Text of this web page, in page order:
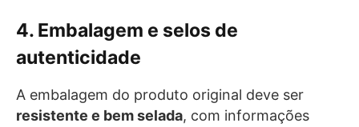
4. Embalagem e selos de
autenticidade
A embalagem do produto original deve ser
resistente e bem selada, com informações